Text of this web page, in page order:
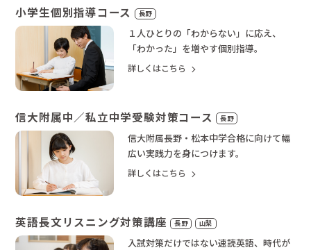
小学生個別指導コース 長野
１人ひとりの「わからない」に応え、
「わかった」を増やす個別指導。
詳しくはこちら
信大附属中／私立中学受験対策コース 長野
信大附属長野・松本中学合格に向けて幅
広い実践力を身につけます。
詳しくはこちら
英語長文リスニング対策講座 長野 山梨
入試対策だけではない速読英語、時代が